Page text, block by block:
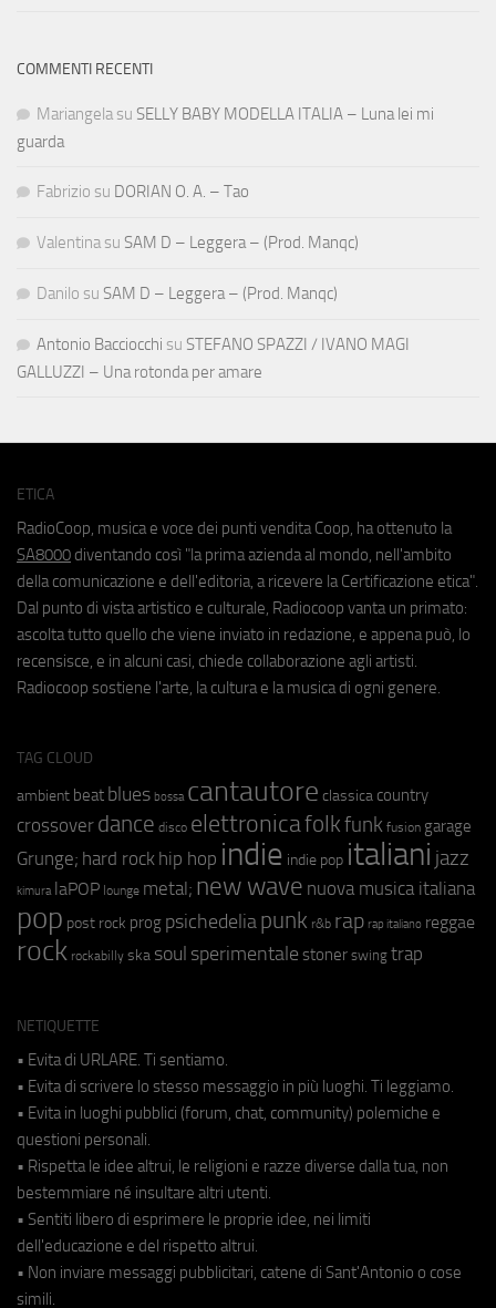
COMMENTI RECENTI
Mariangela su SELLY BABY MODELLA ITALIA – Luna lei mi
guarda
Fabrizio su DORIAN O. A. – Tao
Valentina su SAM D – Leggera – (Prod. Manqc)
Danilo su SAM D – Leggera – (Prod. Manqc)
Antonio Bacciocchi su STEFANO SPAZZI / IVANO MAGI
GALLUZZI – Una rotonda per amare
ETICA
RadioCoop, musica e voce dei punti vendita Coop, ha ottenuto la
SA8000 diventando così "la prima azienda al mondo, nell'ambito
della comunicazione e dell'editoria, a ricevere la Certificazione etica".
Dal punto di vista artistico e culturale, Radiocoop vanta un primato:
ascolta tutto quello che viene inviato in redazione, e appena può, lo
recensisce, e in alcuni casi, chiede collaborazione agli artisti.
Radiocoop sostiene l'arte, la cultura e la musica di ogni genere.
TAG CLOUD
ambient beat blues bossa cantautore classica country
crossover dance disco elettronicafolkfunk fusion garage
Grunge; hard rock hip hop indie indie pop italiani jazz
kimura laPOP lounge metal; new wave nuova musica italiana
pop post rock prog psichedeliapunk r&b rap rap italiano reggae
rock rockabilly ska soul sperimentale stoner swing trap
NETIQUETTE
• Evita di URLARE. Ti sentiamo.
• Evita di scrivere lo stesso messaggio in più luoghi. Ti leggiamo.
• Evita in luoghi pubblici (forum, chat, community) polemiche e
questioni personali.
• Rispetta le idee altrui, le religioni e razze diverse dalla tua, non
bestemmiare né insultare altri utenti.
• Sentiti libero di esprimere le proprie idee, nei limiti
dell'educazione e del rispetto altrui.
• Non inviare messaggi pubblicitari, catene di Sant'Antonio o cose
simili.